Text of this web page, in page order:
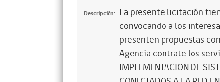
Descripción: La presente licitación
convocando a los
presenten propuestas
Agencia contrate los
IMPLEMENTACIÓN DE